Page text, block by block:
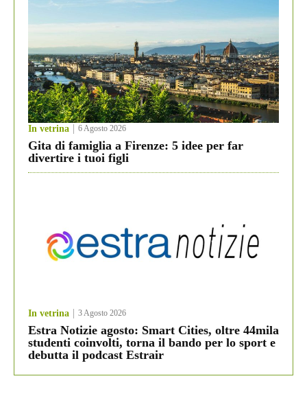
In vetrina 6 Agosto 2026
Gita di famiglia a Firenze: 5 idee per far
divertire i tuoi figli
In vetrina 3 Agosto 2026
Estra Notizie agosto: Smart Cities, oltre 44mila
studenti coinvolti, torna il bando per lo sport e
debutta il podcast Estrair